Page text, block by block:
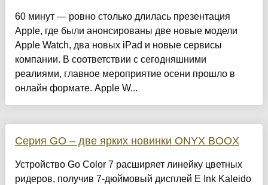
60 минут — ровно столько длилась презентация
Apple, где были анонсированы две новые модели
Apple Watch, два новых iPad и новые сервисы
компании. В соответствии с сегодняшними
реалиями, главное мероприятие осени прошло в
онлайн формате. Apple W...
Серия GO – две ярких новинки ONYX BOOX
Устройство Go Color 7 расширяет линейку цветных
ридеров, получив 7-дюймовый дисплей E Ink Kaleido